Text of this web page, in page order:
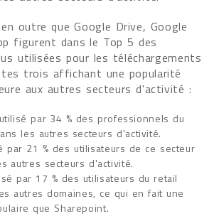
outre que Google Drive, Google
figurent dans le Top 5 des
utilisées pour les téléchargements
trois affichant une popularité
aux autres secteurs d'activité :
par 34 % des professionnels du
les autres secteurs d'activité.
par 21 % des utilisateurs de ce secteur
autres secteurs d'activité.
par 17 % des utilisateurs du retail
autres domaines, ce qui en fait une
que Sharepoint.